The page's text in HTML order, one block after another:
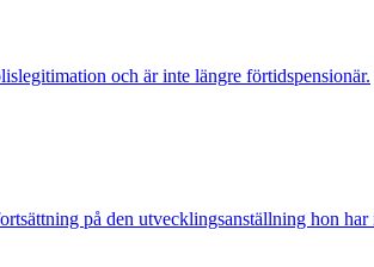
och är inte längre förtidspensionär.
på den utvecklingsanställning hon har